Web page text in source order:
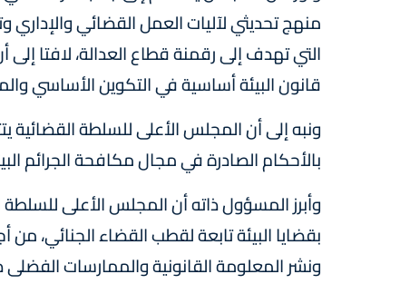
منهج تحديثي لآليات العمل القضائي
التي تهدف إلى رقمنة قطاع العدالة، لافتا
قانون البيئة أساسية في التكوين الأساسي
ونبه إلى أن المجلس الأعلى للسلطة
بالأحكام الصادرة في مجال مكافحة الجرائم
وأبرز المسؤول ذاته أن المجلس الأعلى
بقضايا البيئة تابعة لقطب القضاء الجنائي،
ونشر المعلومة القانونية والممارسات الفضلى